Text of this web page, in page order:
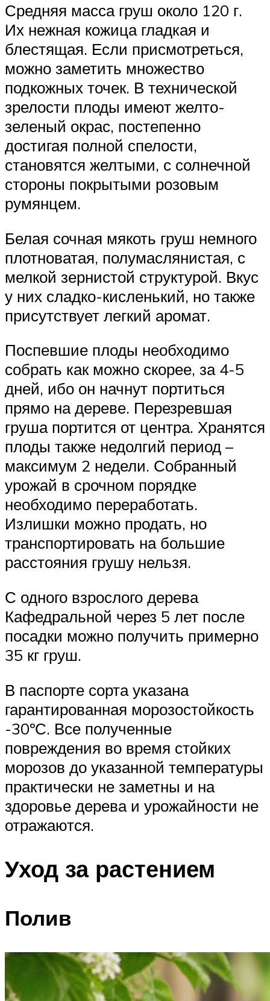
Средняя масса груш около 120 г.
Их нежная кожица гладкая и
блестящая. Если присмотреться,
можно заметить множество
подкожных точек. В технической
зрелости плоды имеют желто-
зеленый окрас, постепенно
достигая полной спелости,
становятся желтыми, с солнечной
стороны покрытыми розовым
румянцем.
Белая сочная мякоть груш немного
плотноватая, полумаслянистая, с
мелкой зернистой структурой. Вкус
у них сладко-кисленький, но также
присутствует легкий аромат.
Поспевшие плоды необходимо
собрать как можно скорее, за 4-5
дней, ибо он начнут портиться
прямо на дереве. Перезревшая
груша портится от центра. Хранятся
плоды также недолгий период –
максимум 2 недели. Собранный
урожай в срочном порядке
необходимо переработать.
Излишки можно продать, но
транспортировать на большие
расстояния грушу нельзя.
С одного взрослого дерева
Кафедральной через 5 лет после
посадки можно получить примерно
35 кг груш.
В паспорте сорта указана
гарантированная морозостойкость
-30ºС. Все полученные
повреждения во время стойких
морозов до указанной температуры
практически не заметны и на
здоровье дерева и урожайности не
отражаются.
Уход за растением
Полив